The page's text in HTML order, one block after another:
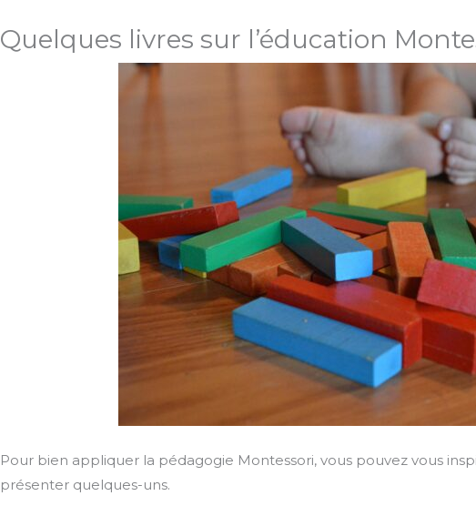
Quelques livres sur l’éducation
Pour bien appliquer la pédagogie Montessori, vous pouvez vous
présenter quelques-uns.